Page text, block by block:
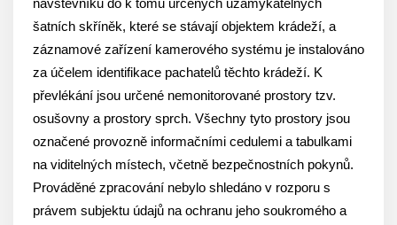
návštěvníků do k tomu určených uzamykatelných
šatních skříněk, které se stávají objektem krádeží, a
záznamové zařízení kamerového systému je instalováno
za účelem identifikace pachatelů těchto krádeží. K
převlékání jsou určené nemonitorované prostory tzv.
osušovny a prostory sprch. Všechny tyto prostory jsou
označené provozně informačními cedulemi a tabulkami
na viditelných místech, včetně bezpečnostních pokynů.
Prováděné zpracování nebylo shledáno v rozporu s
právem subjektu údajů na ochranu jeho soukromého a